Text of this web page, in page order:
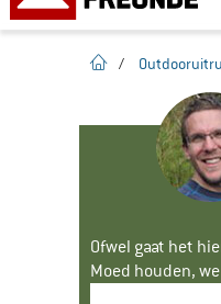
Startpagina
/
Ofwel gaat het
Moed houden,